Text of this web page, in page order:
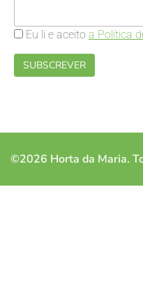
Eu li e aceito a Política
©2026 Horta da Maria.